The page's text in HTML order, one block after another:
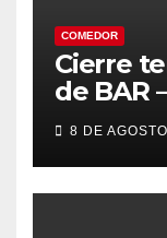
COMEDOR
Cierre
de BAR
8 DE